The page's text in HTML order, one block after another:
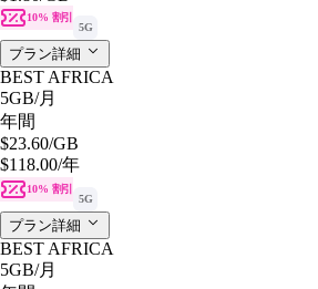
10% 割引
5G
プラン詳細
BEST AFRICA
5GB/月
年間
$23.60/GB
$118.00/年
10% 割引
5G
プラン詳細
BEST AFRICA
5GB/月